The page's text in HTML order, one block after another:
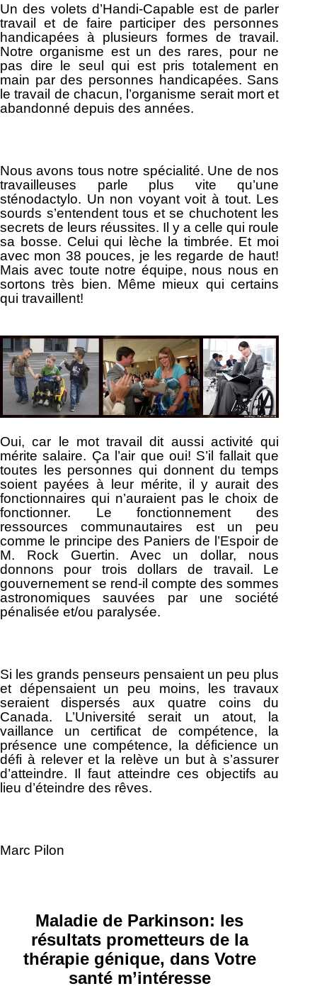
Un des volets d’Handi-Capable est de parler
travail et de faire participer des personnes
handicapées à plusieurs formes de travail.
Notre organisme est un des rares, pour ne
pas dire le seul qui est pris totalement en
main par des personnes handicapées. Sans
le travail de chacun, l’organisme serait mort et
abandonné depuis des années.
Nous avons tous notre spécialité. Une de nos
travailleuses parle plus vite qu’une
sténodactylo. Un non voyant voit à tout. Les
sourds s’entendent tous et se chuchotent les
secrets de leurs réussites. Il y a celle qui roule
sa bosse. Celui qui lèche la timbrée. Et moi
avec mon 38 pouces, je les regarde de haut!
Mais avec toute notre équipe, nous nous en
sortons très bien. Même mieux qui certains
qui travaillent!
Oui, car le mot travail dit aussi activité qui
mérite salaire. Ça l’air que oui! S’il fallait que
toutes les personnes qui donnent du temps
soient payées à leur mérite, il y aurait des
fonctionnaires qui n’auraient pas le choix de
fonctionner. Le fonctionnement des
ressources communautaires est un peu
comme le principe des Paniers de l’Espoir de
M. Rock Guertin. Avec un dollar, nous
donnons pour trois dollars de travail. Le
gouvernement se rend-il compte des sommes
astronomiques sauvées par une société
pénalisée et/ou paralysée.
Si les grands penseurs pensaient un peu plus
et dépensaient un peu moins, les travaux
seraient dispersés aux quatre coins du
Canada. L’Université serait un atout, la
vaillance un certificat de compétence, la
présence une compétence, la déficience un
défi à relever et la relève un but à s’assurer
d’atteindre. Il faut atteindre ces objectifs au
lieu d’éteindre des rêves.
Marc Pilon
Maladie de Parkinson: les
résultats prometteurs de la
thérapie génique, dans Votre
santé m’intéresse